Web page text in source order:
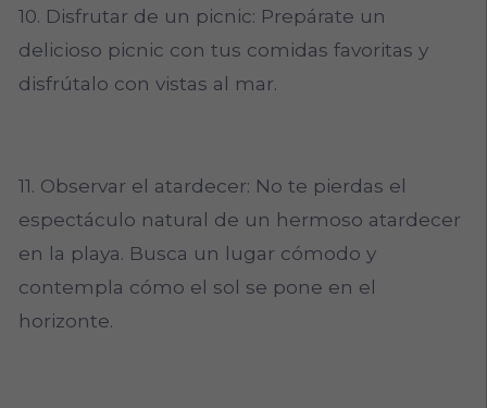
10. Disfrutar de un picnic: Prepárate un
delicioso picnic con tus comidas favoritas y
disfrútalo con vistas al mar.
11. Observar el atardecer: No te pierdas el
espectáculo natural de un hermoso atardecer
en la playa. Busca un lugar cómodo y
contempla cómo el sol se pone en el
horizonte.